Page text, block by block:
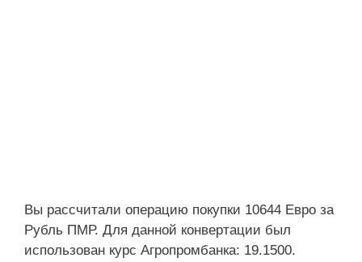
Вы рассчитали операцию покупки 10644 Евро за
Рубль ПМР. Для данной конвертации был
использован курс Агропромбанка: 19.1500.